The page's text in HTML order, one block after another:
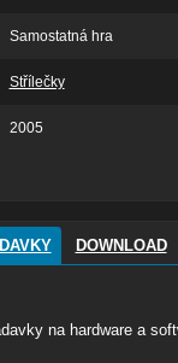
Samostatná hra
Střílečky
2005
DOWNLOAD
na hardware a